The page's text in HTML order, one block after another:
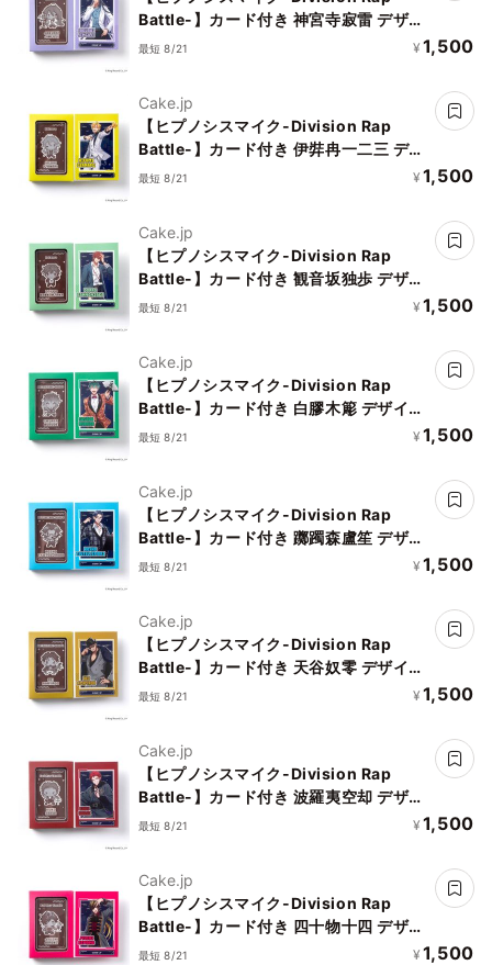
Battle-】カード付き 神宮寺寂雷 デザイ
ンチョコレート
最短 8/21 ¥ 1,500
Cake.jp
【ヒプノシスマイク-Division Rap
Battle-】カード付き 伊弉冉一二三 デザ
インチョコレート
最短 8/21 ¥ 1,500
Cake.jp
【ヒプノシスマイク-Division Rap
Battle-】カード付き 観音坂独歩 デザイ
ンチョコレート
最短 8/21 ¥ 1,500
Cake.jp
【ヒプノシスマイク-Division Rap
Battle-】カード付き 白膠木簓 デザイン
チョコレート
最短 8/21 ¥ 1,500
Cake.jp
【ヒプノシスマイク-Division Rap
Battle-】カード付き 躑躅森盧笙 デザイ
ンチョコレート
最短 8/21 ¥ 1,500
Cake.jp
【ヒプノシスマイク-Division Rap
Battle-】カード付き 天谷奴零 デザイン
チョコレート
最短 8/21 ¥ 1,500
Cake.jp
【ヒプノシスマイク-Division Rap
Battle-】カード付き 波羅夷空却 デザイ
ンチョコレート
最短 8/21 ¥ 1,500
Cake.jp
【ヒプノシスマイク-Division Rap
Battle-】カード付き 四十物十四 デザイ
ンチョコレート
最短 8/21 ¥ 1,500